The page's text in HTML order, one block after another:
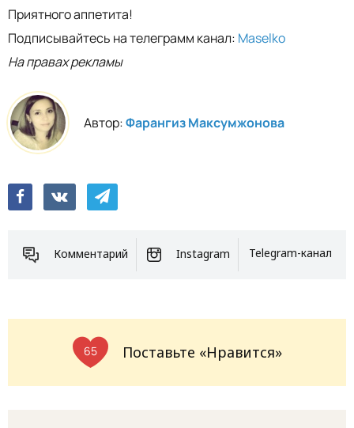
Приятного аппетита!
Подписывайтесь на телеграмм канал: Maselko
На правах рекламы
Автор:Фарангиз Максумжонова
Комментарий Instagram Telegram-канал
65 Поставьте «Нравится»